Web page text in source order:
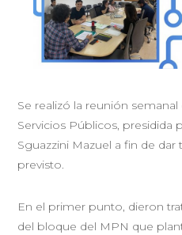
Se realizó la reunión
Servicios Públicos, presidida
Sguazzini Mazuel a fin de
previsto.
En el primer punto, dieron
del bloque del MPN que